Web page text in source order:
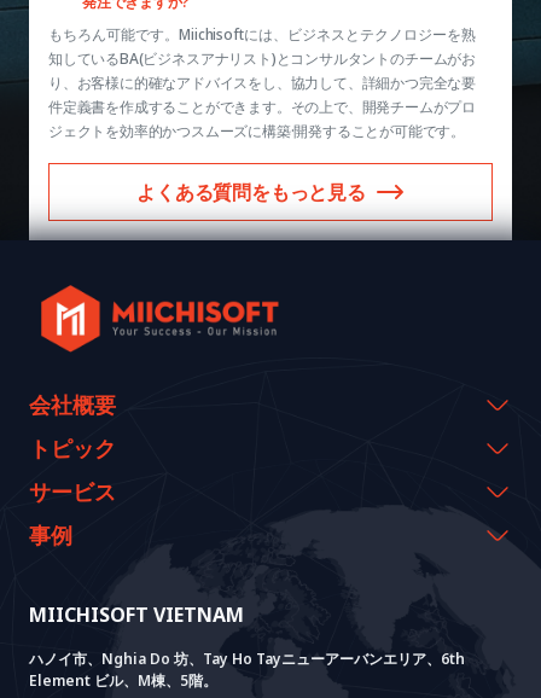
もちろん可能です。Miichisoftには、ビジネスとテクノロジーを熟
知しているBA(ビジネスアナリスト)とコンサルタントのチームがお
り、お客様に的確なアドバイスをし、協力して、詳細かつ完全な要
件定義書を作成することができます。その上で、開発チームがプロ
ジェクトを効率的かつスムーズに構築·開発することが可能です。
よくある質問をもっと見る
MIICHISOFT VIETNAM
ハノイ市、Nghia Do 坊、Tay Ho Tayニューアーバンエリア、6th
Element ビル、M棟、5階。
会社概要
会社概要
代表のメッセージ
沿革
価値観
トピック
イベント & ウェビナー
資料室
ニュース
FAQ
サービス
AI CO-CREATION
AI PoC開発
Core Lab
System Lab
Power Lab
AI+ SOLUTIONS
AI+ Products
Meet AI+
AI+ Package
VIETNAM BRIDGE
BOTモデル
事例
実績
お客様の声